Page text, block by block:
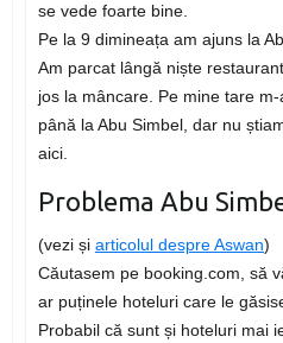
se vede foarte bine.
Pe la 9 dimineața am ajuns la
Am parcat lângă niște
jos la mâncare. Pe mine tare
până la Abu Simbel, dar nu
aici.
Problema Abu
(vezi și articolul despre Aswan)
Căutasem pe booking.com, să
ar puținele hoteluri care le
Probabil că sunt și hoteluri mai